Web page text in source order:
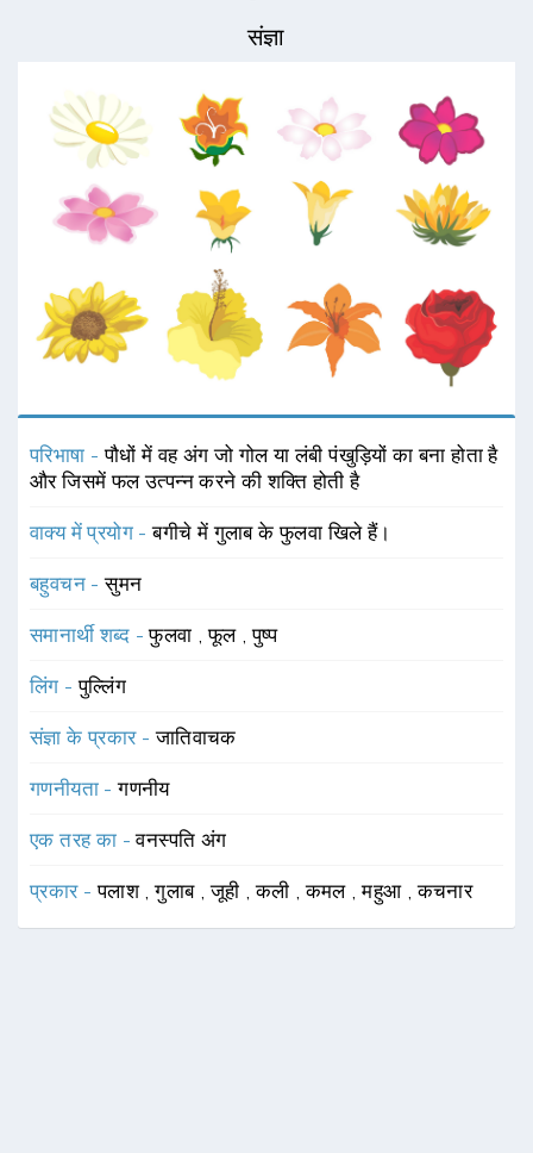
संज्ञा
परिभाषा -पौधों में वह अंग जो गोल या लंबी पंखुड़ियों का बना होता है
और जिसमें फल उत्पन्न करने की शक्ति होती है
वाक्य में प्रयोग -बगीचे में गुलाब के फुलवा खिले हैं।
बहुवचन -सुमन
समानार्थी शब्द -फुलवा ,फूल ,पुष्प
लिंग -पुल्लिंग
संज्ञा के प्रकार -जातिवाचक
गणनीयता -गणनीय
एक तरह का -वनस्पति अंग
प्रकार -पलाश ,गुलाब ,जूही ,कली ,कमल ,महुआ ,कचनार